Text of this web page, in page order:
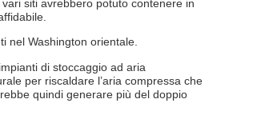
siti avrebbero potuto contenere in
nel Washington orientale.
di stoccaggio ad aria
per riscaldare l’aria compressa che
quindi generare più del doppio